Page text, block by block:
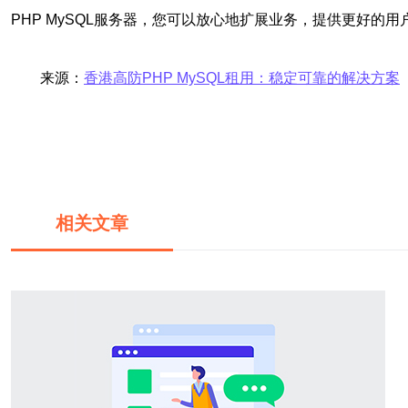
PHP MySQL服务器，您可以放心地扩展业务，提供更好的用
来源： 香港高防PHP MySQL租用：稳定可靠的解决方案
相关文章